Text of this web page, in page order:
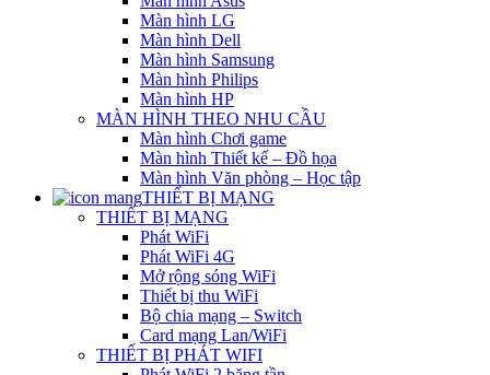
Màn hình LG
Màn hình Dell
Màn hình Samsung
Màn hình Philips
Màn hình HP
MÀN HÌNH THEO NHU CẦU
Màn hình Chơi game
Màn hình Thiết kế – Đồ họa
Màn hình Văn phòng – Học tập
THIẾT BỊ MẠNG
THIẾT BỊ MẠNG
Phát WiFi
Phát WiFi 4G
Mở rộng sóng WiFi
Thiết bị thu WiFi
Bộ chia mạng – Switch
Card mạng Lan/WiFi
THIẾT BỊ PHÁT WIFI